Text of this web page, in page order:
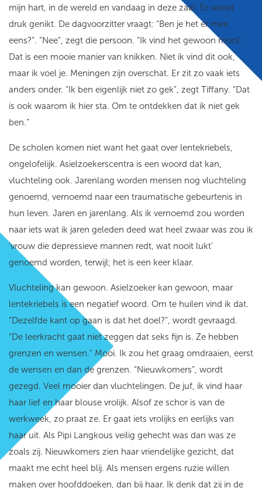
mijn hart, in de wereld en vandaag in deze zaal. Er wordt
druk genikt. De dagvoorzitter vraagt: “Ben je het er mee
eens?”. “Nee”, zegt die persoon. “Ik vind het gewoon mooi”.
Dat is een mooie manier van knikken. Niet ik vind dit ook,
maar ik voel je. Meningen zijn overschat. Er zit zo vaak iets
anders onder. “Ik ben eigenlijk niet zo gek”, zegt Tiffany. “Dat
is ook waarom ik hier sta. Om te ontdekken dat ik niet gek
ben.”
De scholen komen niet want het gaat over lentekriebels,
ongelofelijk. Asielzoekerscentra is een woord dat kan,
vluchteling ook. Jarenlang worden mensen nog vluchteling
genoemd, vernoemd naar een traumatische gebeurtenis in
hun leven. Jaren en jarenlang. Als ik vernoemd zou worden
naar iets wat ik jaren geleden deed wat heel zwaar was zou ik
‘vrouw die depressieve mannen redt, wat nooit lukt’
genoemd worden, terwijl; het is een keer klaar.
Vluchteling kan gewoon. Asielzoeker kan gewoon, maar
lentekriebels is een negatief woord. Om te huilen vind ik dat.
“Dezelfde kant op gaan is dat het doel?”, wordt gevraagd.
“De leerkracht gaat niet zeggen dat seks fijn is. Ze hebben
grenzen en wensen.” Mooi. Ik zou het graag omdraaien, eerst
de wensen en dan de grenzen. “Nieuwkomers”, wordt
gezegd. Veel mooier dan vluchtelingen. De juf, ik vind haar
haar lief en haar blouse vrolijk. Alsof ze schor is van de
werkweek, zo praat ze. Er gaat iets vrolijks en eerlijks van
haar uit. Als Pipi Langkous veilig gehecht was dan was ze
zoals zij. Nieuwkomers zien haar vriendelijke gezicht, dat
maakt me echt heel blij. Als mensen ergens ruzie willen
maken over hoofddoeken, dan bij haar. Ik denk dat zij in de